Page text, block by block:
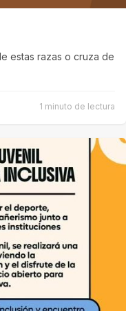
estas razas o cruza de
1 minuto de lectura